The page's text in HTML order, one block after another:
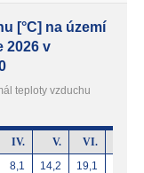
[°C] na území
2026 v
teploty vzduchu
IV. V. VI.
8,1 14,2
19,1